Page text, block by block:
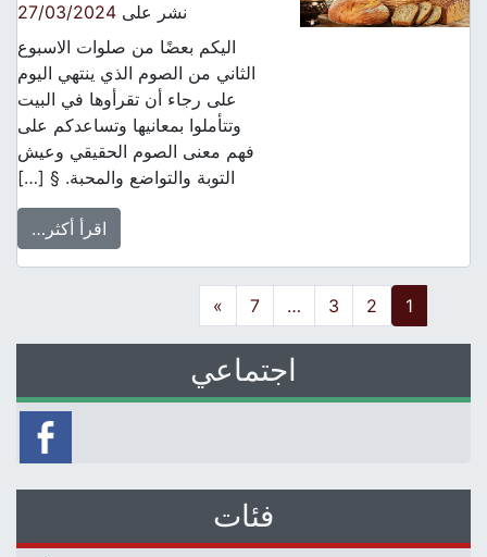
نشر على27/03/2024
اليكم بعضًا من صلوات الاسبوع
الثاني من الصوم الذي ينتهي اليوم
على رجاء أن تقرأوها في البيت
وتتأملوا بمعانيها وتساعدكم على
فهم معنى الصوم الحقيقي وعيش
التوبة والتواضع والمحبة. § […]
اقرأ أكثر…
Posts navigation
اجتماعي
فئات